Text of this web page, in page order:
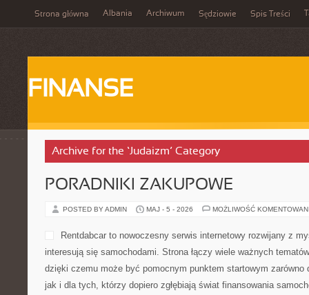
Strona główna Albania Archiwum Sędziowie Spis Treści
FINANSE
Archive for the ‘Judaizm’ Category
PORADNIKI ZAKUPOWE
POSTED BY ADMIN MAJ - 5 - 2026 MOŻLIWOŚĆ
Rentdabcar to nowoczesny serwis internetowy rozwijany z
interesują się samochodami. Strona łączy wiele ważnych
dzięki czemu może być pomocnym punktem startowym zarówno
jak i dla tych, którzy dopiero zgłębiają świat finansowania